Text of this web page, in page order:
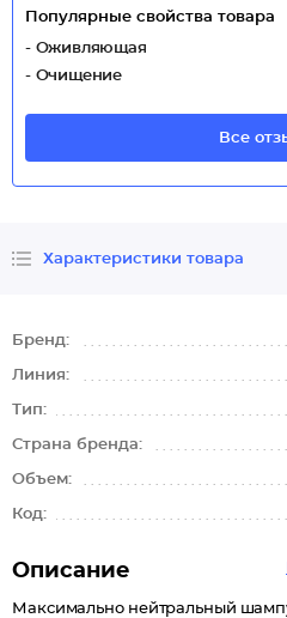
Популярные свойства товара
- Оживляющая
- Очищение
Все
Характеристики товара
Бренд:
Линия:
Тип:
Страна бренда:
Объем:
Код:
Описание
Максимально нейтральный